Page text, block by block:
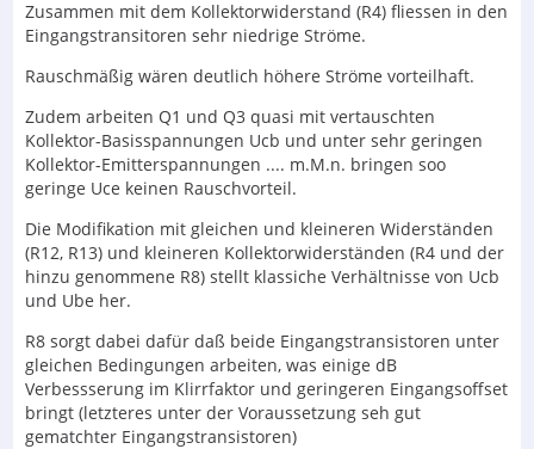
Zusammen mit dem Kollektorwiderstand (R4) fliessen in den
Eingangstransitoren sehr niedrige Ströme.
Rauschmäßig wären deutlich höhere Ströme vorteilhaft.
Zudem arbeiten Q1 und Q3 quasi mit vertauschten
Kollektor-Basisspannungen Ucb und unter sehr geringen
Kollektor-Emitterspannungen .... m.M.n. bringen soo
geringe Uce keinen Rauschvorteil.
Die Modifikation mit gleichen und kleineren Widerständen
(R12, R13) und kleineren Kollektorwiderständen (R4 und der
hinzu genommene R8) stellt klassiche Verhältnisse von Ucb
und Ube her.
R8 sorgt dabei dafür daß beide Eingangstransistoren unter
gleichen Bedingungen arbeiten, was einige dB
Verbessserung im Klirrfaktor und geringeren Eingangsoffset
bringt (letzteres unter der Voraussetzung seh gut
gematchter Eingangstransistoren)